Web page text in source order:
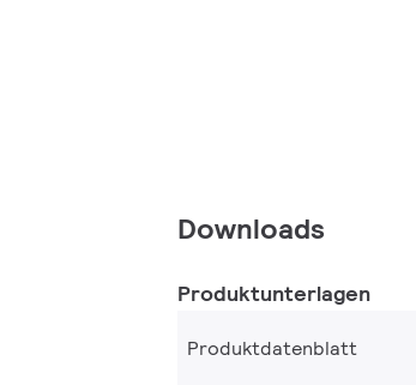
Downloads
Produktunterlagen
Produktdatenblatt